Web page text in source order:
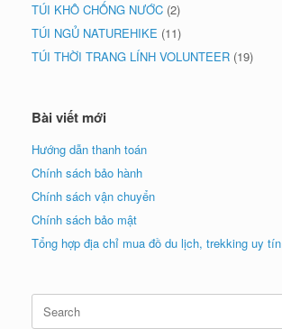
TÚI KHÔ CHỐNG NƯỚC (2)
TÚI NGỦ NATUREHIKE (11)
TÚI THỜI TRANG LÍNH VOLUNTEER (19)
Bài viết mới
Hướng dẫn thanh toán
Chính sách bảo hành
Chính sách vận chuyển
Chính sách bảo mật
Tổng hợp địa chỉ mua đồ du lịch, trekking uy tín
for: